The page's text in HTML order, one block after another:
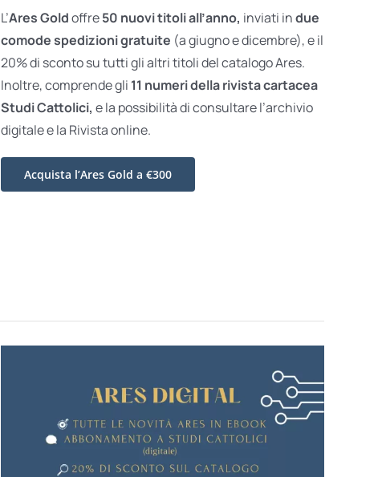
L’Ares Goldoffre50 nuovi titoli all’anno, inviati indue
comode spedizioni gratuite (a giugno e dicembre), e il
20% di sconto su tutti gli altri titoli del catalogo Ares.
Inoltre, comprende gli 11 numeri della rivista cartacea
Studi Cattolici, e la possibilità di consultare l’archivio
digitale e la Rivista online.
Acquista l’Ares Gold a €300